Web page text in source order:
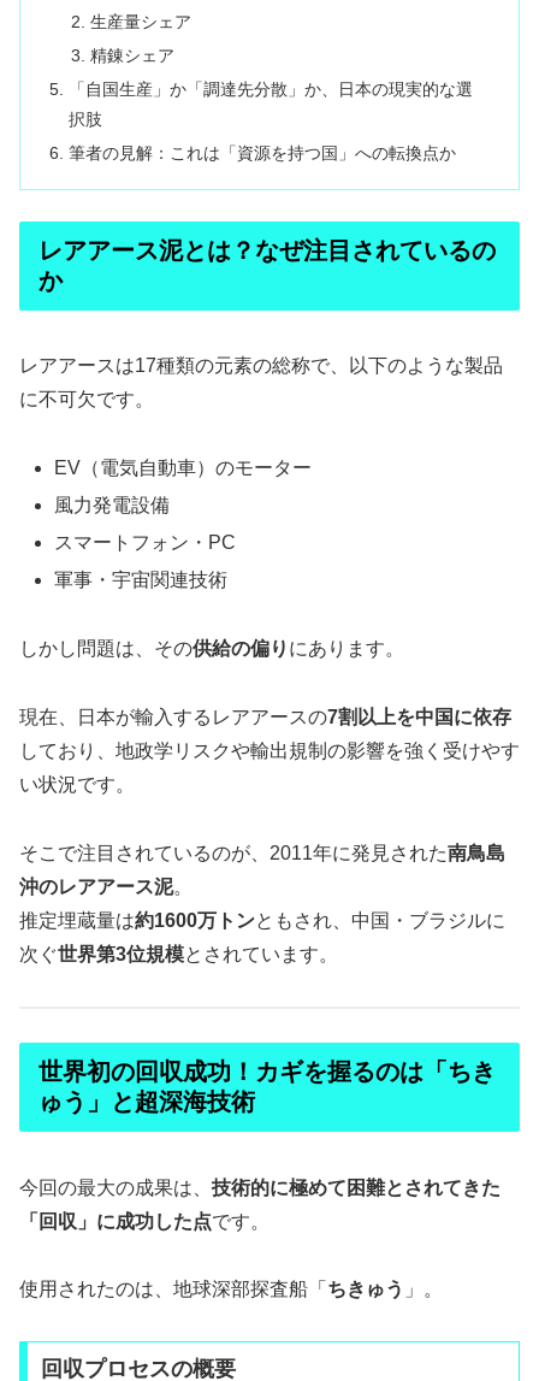
生産量シェア
精錬シェア
「自国生産」か「調達先分散」か、日本の現実的な選
択肢
筆者の見解：これは「資源を持つ国」への転換点か
レアアース泥とは？なぜ注目されているの
か
レアアースは17種類の元素の総称で、以下のような製品
に不可欠です。
EV（電気自動車）のモーター
風力発電設備
スマートフォン・PC
軍事・宇宙関連技術
しかし問題は、その供給の偏り にあります。
現在、日本が輸入するレアアースの7割以上を中国に依存
しており、地政学リスクや輸出規制の影響を強く受けやす
い状況です。
そこで注目されているのが、2011年に発見された南鳥島
沖のレアアース泥。
推定埋蔵量は約1600万トンともされ、中国・ブラジルに
次ぐ世界第3位規模とされています。
世界初の回収成功！カギを握るのは「ちき
ゅう」と超深海技術
今回の最大の成果は、 技術的に極めて困難とされてきた
「回収」に成功した点です。
使用されたのは、地球深部探査船「 ちきゅう 」。
回収プロセスの概要